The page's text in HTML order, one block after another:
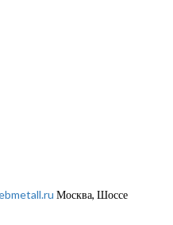
Москва, Шоссе